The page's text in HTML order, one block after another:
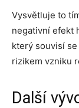
Vysvětluje to
negativní efekt
který souvisí
rizikem vzniku
Další